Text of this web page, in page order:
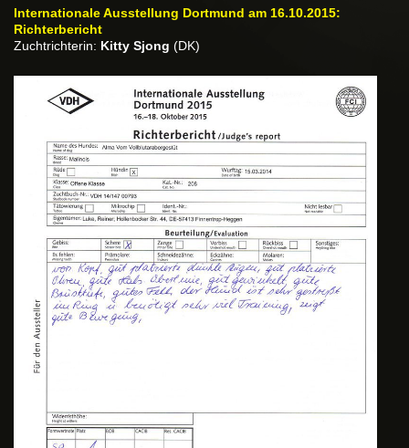
Internationale Ausstellung Dortmund am 16.10.2015:
Richterbericht
Zuchtrichterin: Kitty Sjong (DK)